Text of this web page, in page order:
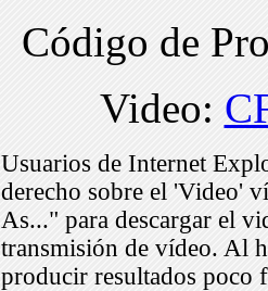
Código de
Video:
Usuarios de Internet
derecho sobre el 'Video'
As..." para descargar el
transmisión de vídeo. Al
producir resultados poco